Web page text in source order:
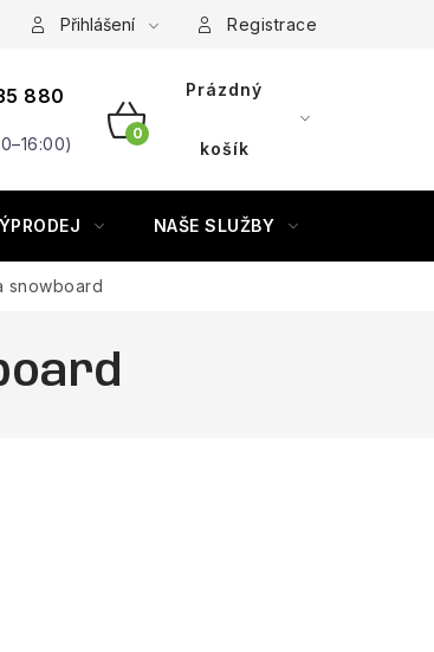
Přihlášení Registrace
880
NÁKUPNÍ
Prázdný
košík
NAŠE SLUŽBY
snowboard